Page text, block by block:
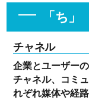
「ち」
チャネル
企業とユーザー
チャネル、コミ
れぞれ媒体や経